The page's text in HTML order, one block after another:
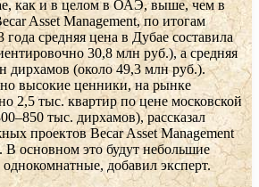
как и в целом в ОАЭ, выше, чем в
Asset Management, по итогам
года средняя цена в Дубае cоставила
30,8 млн руб.), а средняя
дирхамов (около 49,3 млн руб.).
высокие ценники, на рынке
2,5 тыс. квартир по цене московской
тыс. дирхамов), рассказал
проектов Becar Asset Management
В основном это будут небольшие
добавил эксперт.